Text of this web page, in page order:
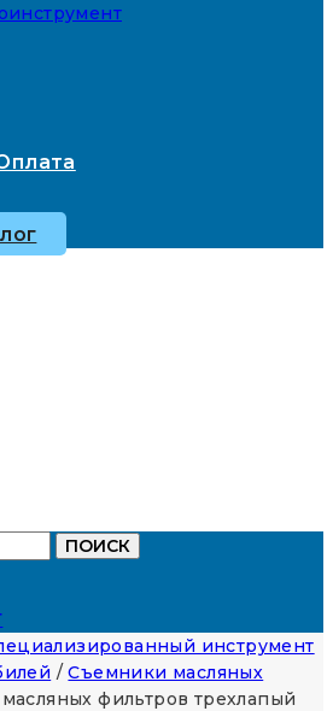
ПОИСК
инструмент
/ Съемники масляных
фильтров трехлапый